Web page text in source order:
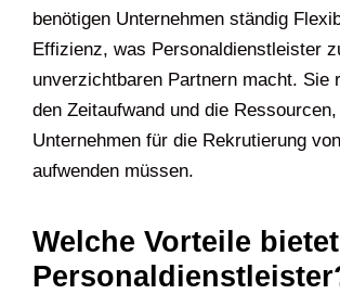
benötigen Unternehmen ständig
Effizienz, was Personaldienstleister
unverzichtbaren Partnern macht. Sie
den Zeitaufwand und die
Unternehmen für die Rekrutierung
aufwenden müssen.
Welche Vorteile